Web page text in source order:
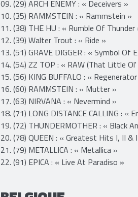
07. (25) EPICA : « We Still Take You
08. (28) AMON AMARTH : « The Great
09. (29) ARCH ENEMY : « Deceivers »
10. (35) RAMMSTEIN : « Rammstein »
11. (38) THE HU : « Rumble Of Thunder
12. (39) Walter Trout : « Ride »
13. (51) GRAVE DIGGER : « Symbol Of
14. (54) ZZ TOP : « RAW (That Little Ol'
15. (56) KING BUFFALO : « Regenerator »
16. (60) RAMMSTEIN : « Mutter »
17. (63) NIRVANA : « Nevermind »
18. (71) LONG DISTANCE CALLING : «
19. (72) THUNDERMOTHER : « Black
20. (78) QUEEN : « Greatest Hits I, II &